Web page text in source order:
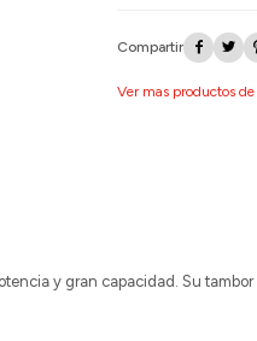
 
Ver mas productos
y gran capacidad. Su